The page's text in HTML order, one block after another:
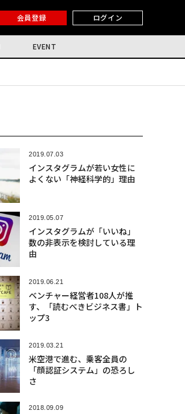
会員登録 ログイン
EVENT
2019.07.03
インスタグラムが若い女性に
よくない「神経科学的」理由
2019.05.07
インスタグラムが「いいね」
数の非表示を検討している理
由
2019.06.21
ベンチャー経営者108人が推
す、「読むべきビジネス書」ト
ップ3
2019.03.21
米空港で進む、乗客全員の
「顔認証システム」の恐ろし
さ
2018.09.09